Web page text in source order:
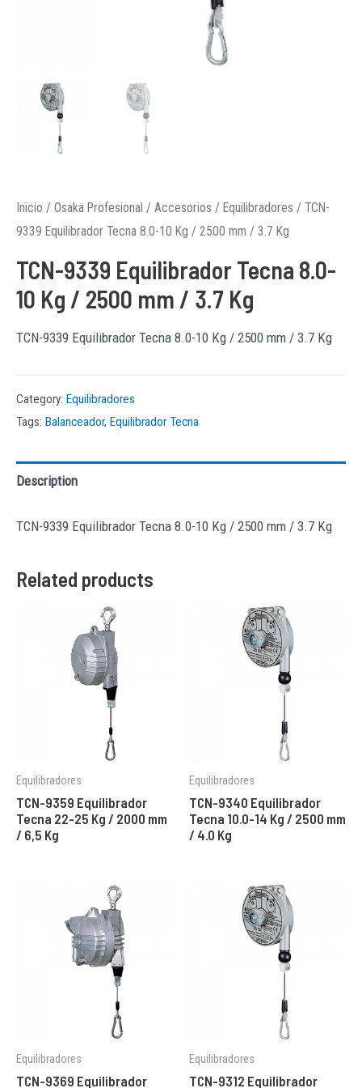
Inicio / Osaka Profesional / Accesorios / Equilibradores / TCN-
9339 Equilibrador Tecna 8.0-10 Kg / 2500 mm / 3.7 Kg
TCN-9339 Equilibrador Tecna 8.0-
10 Kg / 2500 mm / 3.7 Kg
TCN-9339 Equilibrador Tecna 8.0-10 Kg / 2500 mm / 3.7 Kg
Category: Equilibradores
Tags: Balanceador, Equilibrador Tecna
Description
TCN-9339 Equilibrador Tecna 8.0-10 Kg / 2500 mm / 3.7 Kg
Related products
Equilibradores
TCN-9359 Equilibrador
Tecna 22-25 Kg / 2000 mm
/ 6,5 Kg
Equilibradores
TCN-9340 Equilibrador
Tecna 10.0-14 Kg / 2500 mm
/ 4.0 Kg
Equilibradores
TCN-9369 Equilibrador
Equilibradores
TCN-9312 Equilibrador